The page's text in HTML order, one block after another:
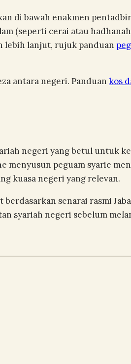
di bawah enakmen
(seperti cerai atau
lebih lanjut, rujuk panduan
antara negeri. Panduan kos
negeri yang betul untuk
menyusun peguam syarie
kuasa negeri yang relevan.
senarai rasmi
syariah negeri sebelum